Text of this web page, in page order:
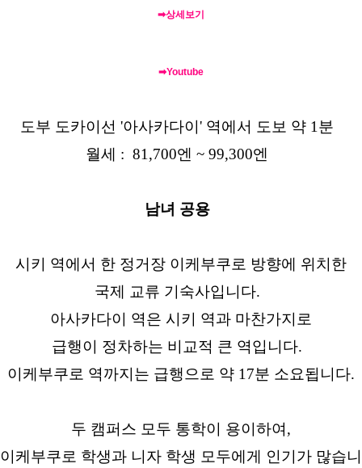
➡상세보기
➡Youtube
도부 도카이선 '아사카다이' 역에서 도보 약 1분
월세 : 81,700엔 ~ 99,300엔
남녀 공용
시키 역에서 한 정거장 이케부쿠로 방향에 위치한
국제 교류 기숙사입니다.
아사카다이 역은 시키 역과 마찬가지로
급행이 정차하는 비교적 큰 역입니다.
이케부쿠로 역까지는 급행으로 약 17분 소요됩니다.
두 캠퍼스 모두 통학이 용이하여,
이케부쿠로 학생과 니자 학생 모두에게 인기가 많습니